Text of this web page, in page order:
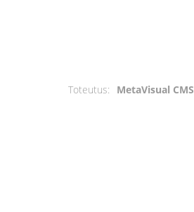
Toteutus: MetaVisual CMS